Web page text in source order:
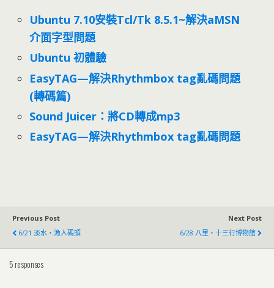
Ubuntu 7.10安裝Tcl/Tk 8.5.1~解決aMSN
介面字型問題
Ubuntu 初體驗
EasyTAG—解決Rhythmbox tag亂碼問題
(轉碼篇)
Sound Juicer：將CD轉成mp3
EasyTAG—解決Rhythmbox tag亂碼問題
Previous Post
6/21 淡水‧漁人碼頭
Next Post
6/28 八里‧十三行博物館
5 responses